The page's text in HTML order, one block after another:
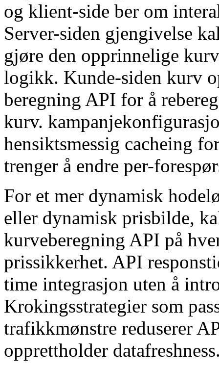
og klient-side ber om
Server-siden gjengivelse
gjøre den opprinnelige
logikk. Kunde-siden kurv
beregning API for å
kurv.
hensiktsmessig cacheing
trenger å endre per-
For et mer dynamisk
eller dynamisk prisbilde,
kurveberegning API på
prissikkerhet. API
time integrasjon uten å
Krokingsstrategier som
trafikkmønstre reduserer
opprettholder